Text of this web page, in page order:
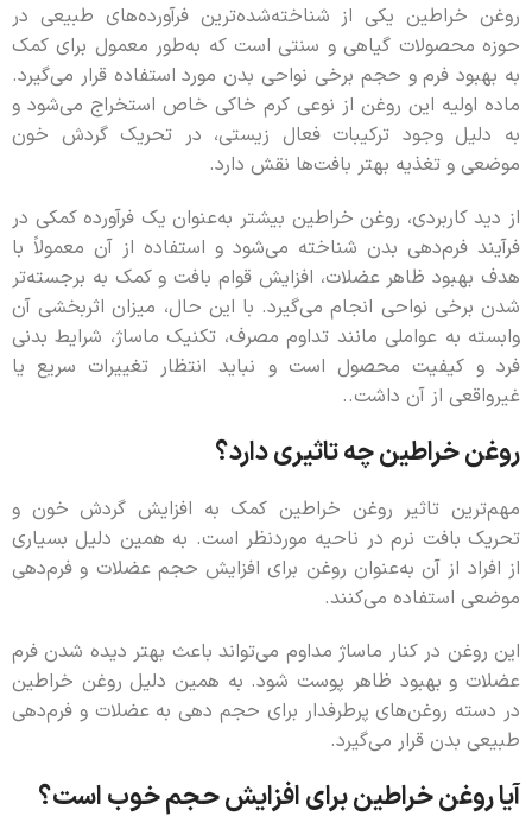
روغن خراطین یکی از شناخته‌شده‌ترین فرآورده‌های طبیعی در
حوزه محصولات گیاهی و سنتی است که به‌طور معمول برای کمک
به بهبود فرم و حجم برخی نواحی بدن مورد استفاده قرار می‌گیرد.
ماده اولیه این روغن از نوعی کرم خاکی خاص استخراج می‌شود و
به دلیل وجود ترکیبات فعال زیستی، در تحریک گردش خون
موضعی و تغذیه بهتر بافت‌ها نقش دارد.
از دید کاربردی، روغن خراطین بیشتر به‌عنوان یک فرآورده کمکی در
فرآیند فرم‌دهی بدن شناخته می‌شود و استفاده از آن معمولاً با
هدف بهبود ظاهر عضلات، افزایش قوام بافت و کمک به برجسته‌تر
شدن برخی نواحی انجام می‌گیرد. با این حال، میزان اثربخشی آن
وابسته به عواملی مانند تداوم مصرف، تکنیک ماساژ، شرایط بدنی
فرد و کیفیت محصول است و نباید انتظار تغییرات سریع یا
غیرواقعی از آن داشت..
روغن خراطین چه تاثیری دارد؟
مهم‌ترین تاثیر روغن خراطین کمک به افزایش گردش خون و
تحریک بافت نرم در ناحیه موردنظر است. به همین دلیل بسیاری
از افراد از آن به‌عنوان روغن برای افزایش حجم عضلات و فرم‌دهی
موضعی استفاده می‌کنند.
این روغن در کنار ماساژ مداوم می‌تواند باعث بهتر دیده شدن فرم
عضلات و بهبود ظاهر پوست شود. به همین دلیل روغن خراطین
در دسته روغن‌های پرطرفدار برای حجم دهی به عضلات و فرم‌دهی
طبیعی بدن قرار می‌گیرد.
آیا روغن خراطین برای افزایش حجم خوب است؟